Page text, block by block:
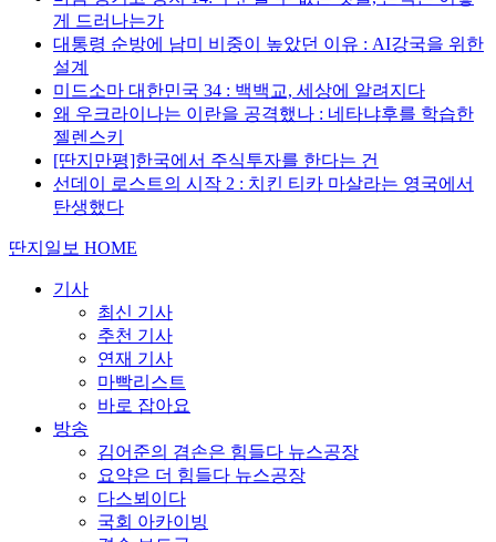
게 드러나는가
대통령 순방에 남미 비중이 높았던 이유 : AI강국을 위한
설계
미드소마 대한민국 34 : 백백교, 세상에 알려지다
왜 우크라이나는 이란을 공격했나 : 네타냐후를 학습한
젤렌스키
[딴지만평]한국에서 주식투자를 한다는 건
선데이 로스트의 시작 2 : 치킨 티카 마살라는 영국에서
탄생했다
딴지일보 HOME
기사
최신 기사
추천 기사
연재 기사
마빡리스트
바로 잡아요
방송
김어준의 겸손은 힘들다 뉴스공장
요약은 더 힘들다 뉴스공장
다스뵈이다
국회 아카이빙